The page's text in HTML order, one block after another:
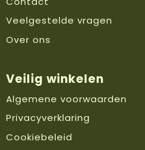
Veelgestelde vragen
Over ons
Veilig winkelen
Algemene voorwaarden
Privacyverklaring
Cookiebeleid